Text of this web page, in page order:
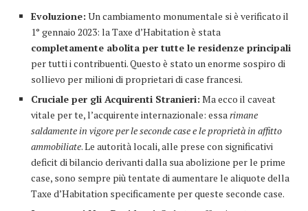
Evoluzione: Un cambiamento monumentale si è verificato il
1° gennaio 2023: la Taxe d’Habitation è stata
completamente abolita per tutte le residenze principali
per tutti i contribuenti. Questo è stato un enorme sospiro di
sollievo per milioni di proprietari di case francesi.
Cruciale per gli Acquirenti Stranieri: Ma ecco il caveat
vitale per te, l’acquirente internazionale: essarimane
saldamente in vigore per le seconde case e le proprietà in affitto
ammobiliate. Le autorità locali, alle prese con significativi
deficit di bilancio derivanti dalla sua abolizione per le prime
case, sono sempre più tentate di aumentare le aliquote della
Taxe d’Habitation specificamente per queste seconde case.